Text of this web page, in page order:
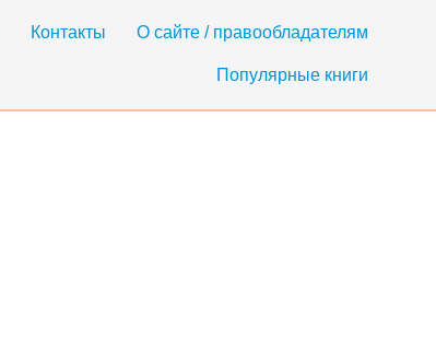
Контакты О сайте / правообладателям
Популярные книги